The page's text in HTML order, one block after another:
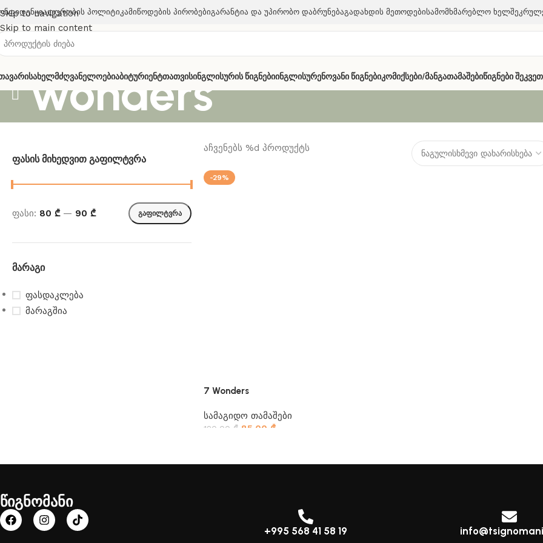
Skip to navigation
Skip to main content
ᲞოლიტიკაᲛიწოდების ᲞირობებიᲒარანტია Და Უპირობო ᲓაბრუნებაᲒადახდის ᲛეთოდებიᲡამომხმარებლო
ᲡახელმძღვანელოებიᲐბიტურიენტთათვისᲘნგლისურის ᲬიგნებიᲘნგლისურენოვანი ᲬიგნებიᲙომიქსები/მანგაᲗამაშებიᲬიგნები
wonders
Ფასის Მიხედვით Გაფილტვრა
გაფილტვრა
ფასი: 80 ₾— 90 ₾
Მარაგი
ფასდაკლება
მარაგშია
აჩვენებს %d პროდუქტს
-29%
7 Wonders
სამაგიდო თამაშები
120.00 ₾ 85.00 ₾
წიგნომანი
+995 568 41 58 19